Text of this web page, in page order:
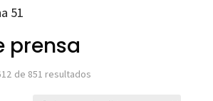
51
prensa
de 851 resultadosOrdenado